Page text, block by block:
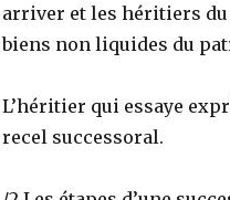
arriver et les héritiers du
biens non liquides du
L’héritier qui essaye
recel successoral.